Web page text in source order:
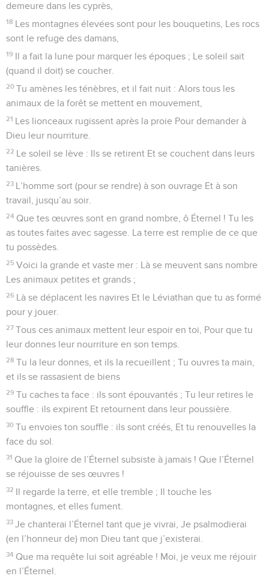
demeure dans les cyprès,
18 Les montagnes élevées sont pour les bouquetins, Les rocs
sont le refuge des damans,
19 Il a fait la lune pour marquer les époques ; Le soleil sait
(quand il doit) se coucher.
20 Tu amènes les ténèbres, et il fait nuit : Alors tous les
animaux de la forêt se mettent en mouvement,
21 Les lionceaux rugissent après la proie Pour demander à
Dieu leur nourriture.
22 Le soleil se lève : Ils se retirent Et se couchent dans leurs
tanières.
23 L’homme sort (pour se rendre) à son ouvrage Et à son
travail, jusqu’au soir.
24 Que tes œuvres sont en grand nombre, ô Éternel ! Tu les
as toutes faites avec sagesse. La terre est remplie de ce que
tu possèdes.
25 Voici la grande et vaste mer : Là se meuvent sans nombre
Les animaux petites et grands ;
26 Là se déplacent les navires Et le Léviathan que tu as formé
pour y jouer.
27 Tous ces animaux mettent leur espoir en toi, Pour que tu
leur donnes leur nourriture en son temps.
28 Tu la leur donnes, et ils la recueillent ; Tu ouvres ta main,
et ils se rassasient de biens
29 Tu caches ta face : ils sont épouvantés ; Tu leur retires le
souffle : ils expirent Et retournent dans leur poussière.
30 Tu envoies ton souffle : ils sont créés, Et tu renouvelles la
face du sol.
31 Que la gloire de l’Éternel subsiste à jamais ! Que l’Éternel
se réjouisse de ses œuvres !
32 Il regarde la terre, et elle tremble ; Il touche les
montagnes, et elles fument.
33 Je chanterai l’Éternel tant que je vivrai, Je psalmodierai
(en l’honneur de) mon Dieu tant que j’existerai.
34 Que ma requête lui soit agréable ! Moi, je veux me réjouir
en l’Éternel.